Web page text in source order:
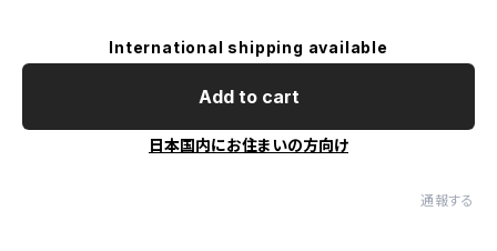
International shipping available
Add to cart
日本国内にお住まいの方向け
通報する